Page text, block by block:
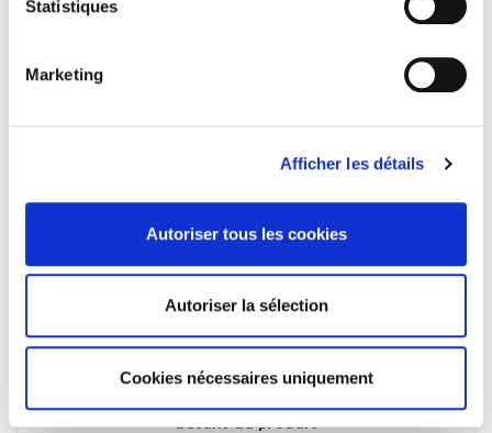
Statistiques
Marketing
Afficher les détails
Autoriser tous les cookies
Autoriser la sélection
Cookies nécessaires uniquement
PAIEMENT SÉCURISÉ
sur une sélection de pays
09h-17h (Lundi-Jeudi)
Description
détails du produit